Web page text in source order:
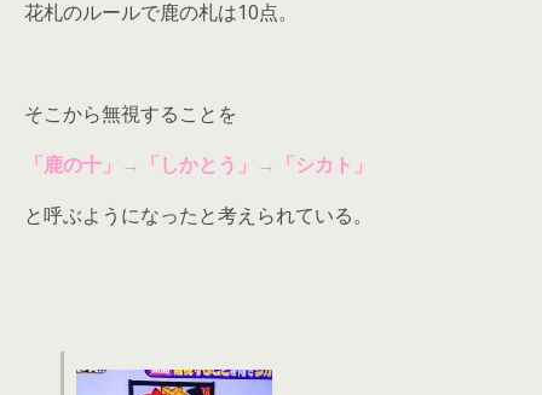
花札のルールで鹿の札は10点。
そこから無視することを
「鹿の十」→「しかとう」→「シカト」
と呼ぶようになったと考えられている。